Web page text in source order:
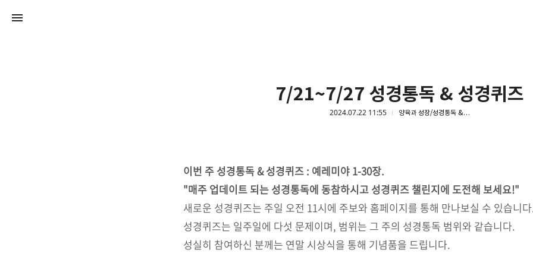
7/21~7/27 성경통독 & 성경퀴즈
2024.07.22 11:55 양육과 성장/성경통독 & 성경퀴즈
이번 주 성경통독 & 성경퀴즈 : 예레미야 1-30장.
"매주 업데이트 되는 성경통독에 동참하시고 성경퀴즈 챌린지에 도전해 보세요!"
새로운 성경퀴즈는 주일 오전 11시에 주보와 홈페이지를 통해 만나보실 수 있습니
성경퀴즈는 일주일에 다섯 문제이며, 범위는 그 주의 성경통독 범위와 같습니다.
성실히 참여하신 분께는 연말 시상식을 통해 기념품을 드립니다.